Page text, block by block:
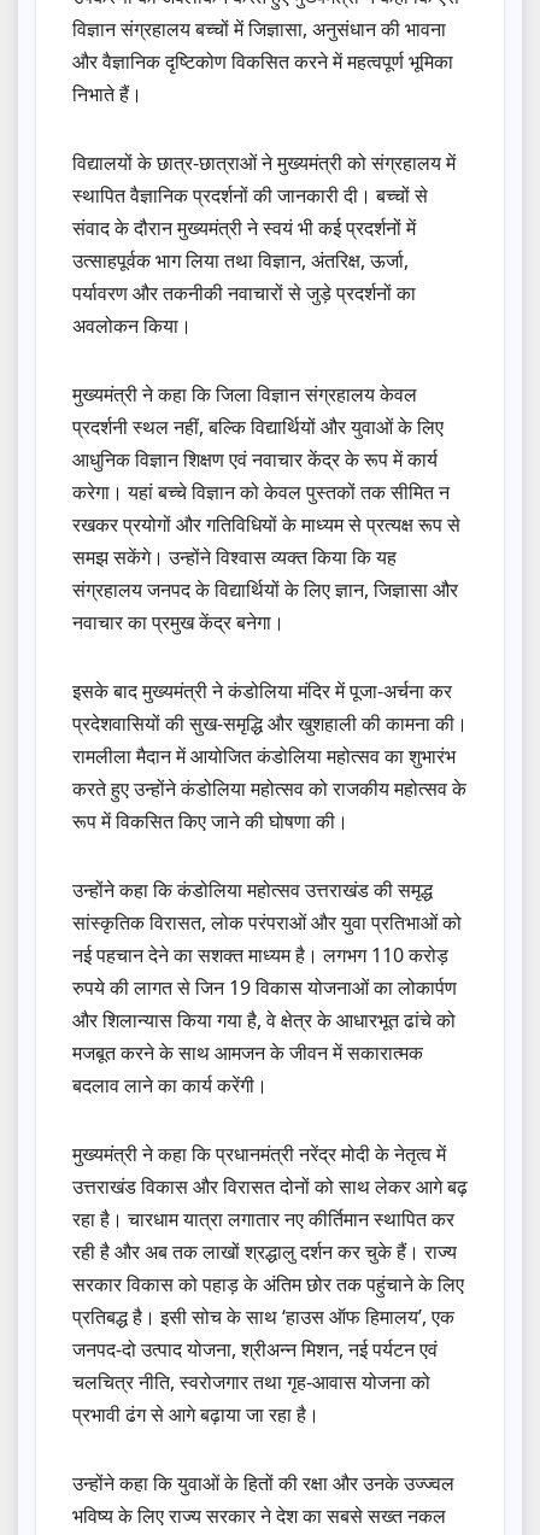
विज्ञान संग्रहालय बच्चों में जिज्ञासा, अनुसंधान की भावना
और वैज्ञानिक दृष्टिकोण विकसित करने में महत्वपूर्ण भूमिका
निभाते हैं।
विद्यालयों के छात्र-छात्राओं ने मुख्यमंत्री को संग्रहालय में
स्थापित वैज्ञानिक प्रदर्शनों की जानकारी दी। बच्चों से
संवाद के दौरान मुख्यमंत्री ने स्वयं भी कई प्रदर्शनों में
उत्साहपूर्वक भाग लिया तथा विज्ञान, अंतरिक्ष, ऊर्जा,
पर्यावरण और तकनीकी नवाचारों से जुड़े प्रदर्शनों का
अवलोकन किया।
मुख्यमंत्री ने कहा कि जिला विज्ञान संग्रहालय केवल
प्रदर्शनी स्थल नहीं, बल्कि विद्यार्थियों और युवाओं के लिए
आधुनिक विज्ञान शिक्षण एवं नवाचार केंद्र के रूप में कार्य
करेगा। यहां बच्चे विज्ञान को केवल पुस्तकों तक सीमित न
रखकर प्रयोगों और गतिविधियों के माध्यम से प्रत्यक्ष रूप से
समझ सकेंगे। उन्होंने विश्वास व्यक्त किया कि यह
संग्रहालय जनपद के विद्यार्थियों के लिए ज्ञान, जिज्ञासा और
नवाचार का प्रमुख केंद्र बनेगा।
इसके बाद मुख्यमंत्री ने कंडोलिया मंदिर में पूजा-अर्चना कर
प्रदेशवासियों की सुख-समृद्धि और खुशहाली की कामना की।
रामलीला मैदान में आयोजित कंडोलिया महोत्सव का शुभारंभ
करते हुए उन्होंने कंडोलिया महोत्सव को राजकीय महोत्सव के
रूप में विकसित किए जाने की घोषणा की।
उन्होंने कहा कि कंडोलिया महोत्सव उत्तराखंड की समृद्ध
सांस्कृतिक विरासत, लोक परंपराओं और युवा प्रतिभाओं को
नई पहचान देने का सशक्त माध्यम है। लगभग 110 करोड़
रुपये की लागत से जिन 19 विकास योजनाओं का लोकार्पण
और शिलान्यास किया गया है, वे क्षेत्र के आधारभूत ढांचे को
मजबूत करने के साथ आमजन के जीवन में सकारात्मक
बदलाव लाने का कार्य करेंगी।
मुख्यमंत्री ने कहा कि प्रधानमंत्री नरेंद्र मोदी के नेतृत्व में
उत्तराखंड विकास और विरासत दोनों को साथ लेकर आगे बढ़
रहा है। चारधाम यात्रा लगातार नए कीर्तिमान स्थापित कर
रही है और अब तक लाखों श्रद्धालु दर्शन कर चुके हैं। राज्य
सरकार विकास को पहाड़ के अंतिम छोर तक पहुंचाने के लिए
प्रतिबद्ध है। इसी सोच के साथ ‘हाउस ऑफ हिमालय’, एक
जनपद-दो उत्पाद योजना, श्रीअन्न मिशन, नई पर्यटन एवं
चलचित्र नीति, स्वरोजगार तथा गृह-आवास योजना को
प्रभावी ढंग से आगे बढ़ाया जा रहा है।
उन्होंने कहा कि युवाओं के हितों की रक्षा और उनके उज्ज्वल
भविष्य के लिए राज्य सरकार ने देश का सबसे सख्त नकल